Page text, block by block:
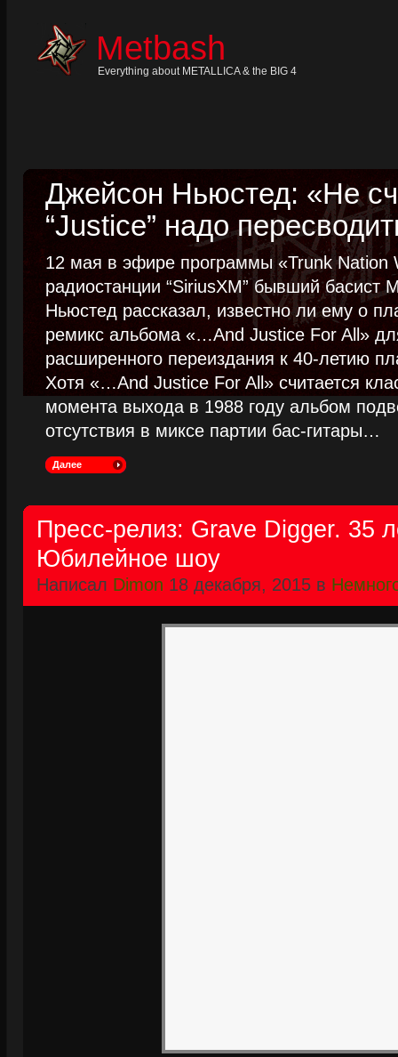
Metbash
Everything about METALLICA & the BIG 4
Джейсон Ньюстед: «Не
“Justice” надо
12 мая в эфире программы «Trunk Nation
радиостанции “SiriusXM” бывший басист
Ньюстед рассказал, известно ли ему о
ремикс альбома «…And Justice For All»
расширенного переиздания к 40-летию
Хотя «…And Justice For All» считается
момента выхода в 1988 году альбом
отсутствия в миксе партии бас-гитары…
Далее
Пресс-релиз: Grave Digger. 35
Юбилейное шоу
Написал Dimon 18 декабря, 2015 в